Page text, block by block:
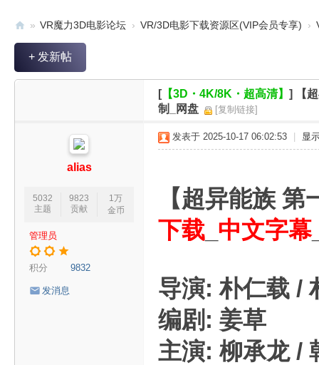
V
» VR魔力3D电影论坛 › VR/3D电影下载资源区(VIP会员专享) ›
+ 发新帖
[【3D・4K/8K・超高清】 ]
【
制_网盘
[复制链接]
alias
5032
主题
9823
贡献
1万
金币
管理员
积分 9832
发消息
发表于 2025-10-17 06:02:53 显
【超异能族
下载 中文字幕
导演: 朴仁载 /
编剧: 姜草
主演: 柳承龙 /